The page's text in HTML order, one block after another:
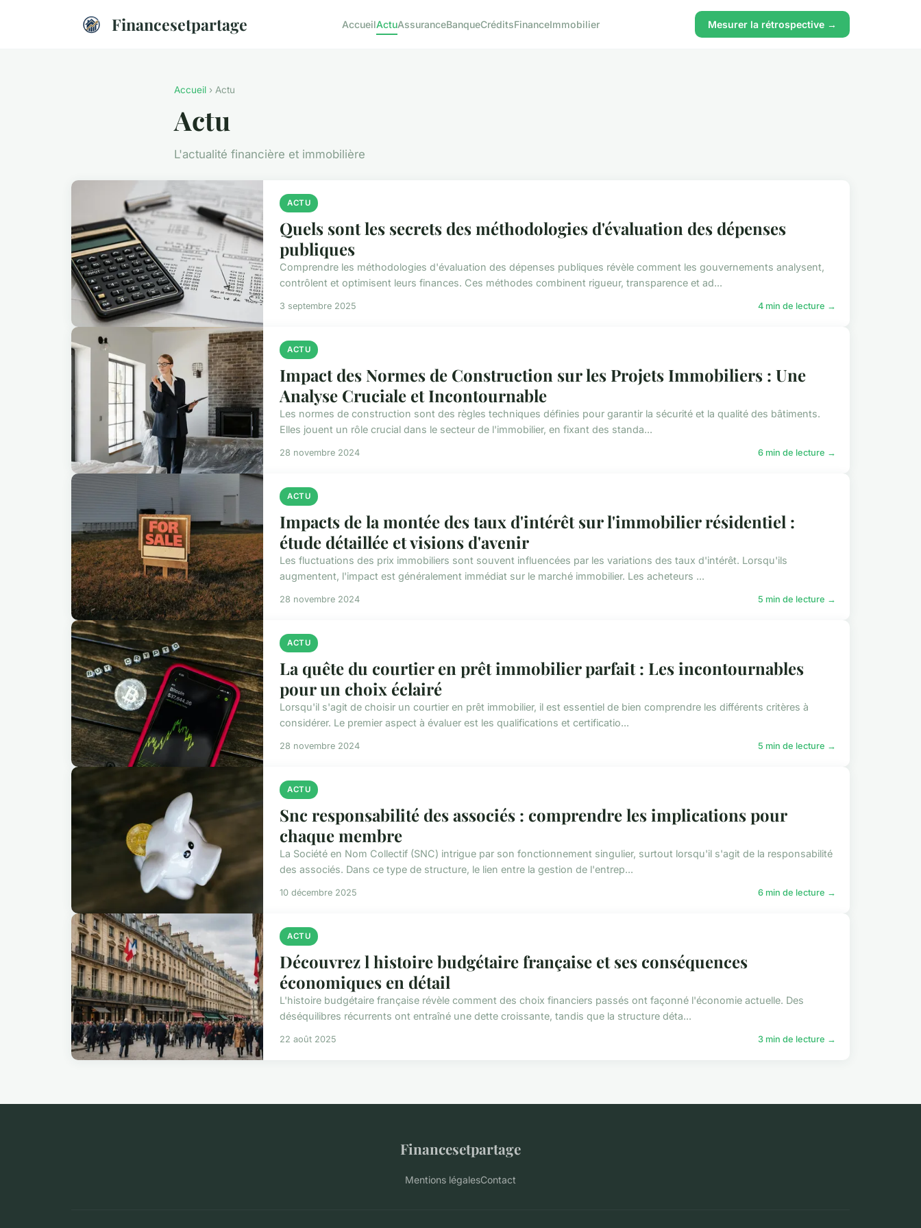
Financesetpartage AccueilActuAssuranceBanqueCréditsFinanceImmobilier Mesurer la rétrospective →
Accueil › Actu
Actu
L'actualité financière et immobilière
ACTU
Quels sont les secrets des méthodologies d'évaluation des dépenses
publiques
Comprendre les méthodologies d'évaluation des dépenses publiques révèle comment les gouvernements analysent,
contrôlent et optimisent leurs finances. Ces méthodes combinent rigueur, transparence et ad...
3 septembre 2025 4 min de lecture →
ACTU
Impact des Normes de Construction sur les Projets Immobiliers : Une
Analyse Cruciale et Incontournable
Les normes de construction sont des règles techniques définies pour garantir la sécurité et la qualité des bâtiments.
Elles jouent un rôle crucial dans le secteur de l'immobilier, en fixant des standa...
28 novembre 2024 6 min de lecture →
ACTU
Impacts de la montée des taux d'intérêt sur l'immobilier résidentiel :
étude détaillée et visions d'avenir
Les fluctuations des prix immobiliers sont souvent influencées par les variations des taux d'intérêt. Lorsqu'ils
augmentent, l'impact est généralement immédiat sur le marché immobilier. Les acheteurs ...
28 novembre 2024 5 min de lecture →
ACTU
La quête du courtier en prêt immobilier parfait : Les incontournables
pour un choix éclairé
Lorsqu'il s'agit de choisir un courtier en prêt immobilier, il est essentiel de bien comprendre les différents critères à
considérer. Le premier aspect à évaluer est les qualifications et certificatio...
28 novembre 2024 5 min de lecture →
ACTU
Snc responsabilité des associés : comprendre les implications pour
chaque membre
La Société en Nom Collectif (SNC) intrigue par son fonctionnement singulier, surtout lorsqu'il s'agit de la responsabilité
des associés. Dans ce type de structure, le lien entre la gestion de l'entrep...
10 décembre 2025 6 min de lecture →
ACTU
Découvrez l histoire budgétaire française et ses conséquences
économiques en détail
L'histoire budgétaire française révèle comment des choix financiers passés ont façonné l'économie actuelle. Des
déséquilibres récurrents ont entraîné une dette croissante, tandis que la structure déta...
22 août 2025 3 min de lecture →
Financesetpartage
Mentions légalesContact